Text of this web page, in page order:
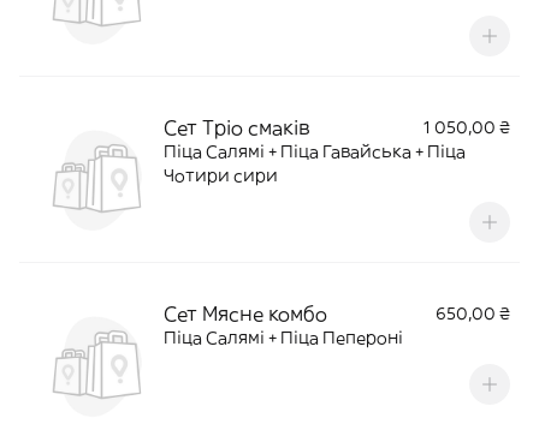
Сет Тріо смаків
1 050,00 ₴
Піца Салямі + Піца Гавайська + Піца
Чотири сири
Сет Мясне комбо
650,00 ₴
Піца Салямі + Піца Пепероні